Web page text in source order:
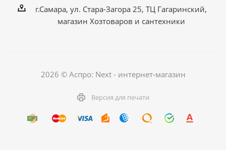
г.Самара, ул. Стара-Загора 25, ТЦ Гагаринский,
магазин Хозтоваров и сантехники
2026 © Аспро: Next - интернет-магазин
Версия для печати